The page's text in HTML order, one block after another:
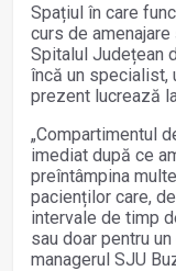
Spațiul în care
curs de
Spitalul Județean
încă un specialist,
prezent lucrează
„Compartimentul
imediat după ce
preîntâmpina
pacienților care,
intervale de timp
sau doar pentru
managerul SJU